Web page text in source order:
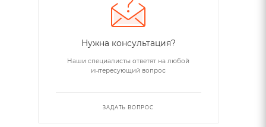
Нужна консультация?
Наши специалисты ответят на любой
интересующий вопрос
ЗАДАТЬ ВОПРОС